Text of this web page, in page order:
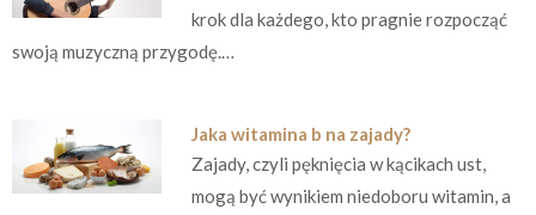
krok dla każdego, kto pragnie rozpocząć
swoją muzyczną przygodę.…
Jaka witamina b na zajady?
Zajady, czyli pęknięcia w kącikach ust,
mogą być wynikiem niedoboru witamin, a